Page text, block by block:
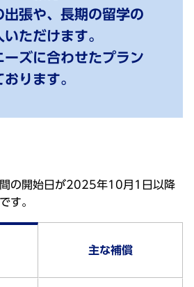
出張や、長期の留学の
ただけます。
ーズに合わせたプラン
ります。
の開始日が2025年10月1日以降
す。
主な補償